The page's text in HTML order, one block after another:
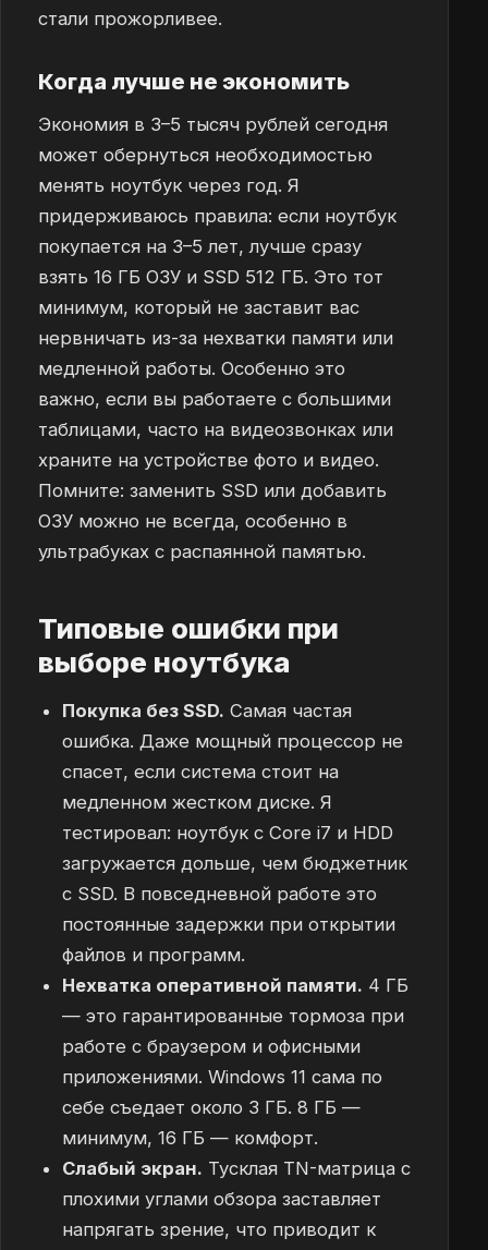
стали прожорливее.
Когда лучше не экономить
Экономия в 3–5 тысяч рублей сегодня
может обернуться необходимостью
менять ноутбук через год. Я
придерживаюсь правила: если ноутбук
покупается на 3–5 лет, лучше сразу
взять 16 ГБ ОЗУ и SSD 512 ГБ. Это тот
минимум, который не заставит вас
нервничать из-за нехватки памяти или
медленной работы. Особенно это
важно, если вы работаете с большими
таблицами, часто на видеозвонках или
храните на устройстве фото и видео.
Помните: заменить SSD или добавить
ОЗУ можно не всегда, особенно в
ультрабуках с распаянной памятью.
Типовые ошибки при
выборе ноутбука
Покупка без SSD. Самая частая
ошибка. Даже мощный процессор не
спасет, если система стоит на
медленном жестком диске. Я
тестировал: ноутбук с Core i7 и HDD
загружается дольше, чем бюджетник
с SSD. В повседневной работе это
постоянные задержки при открытии
файлов и программ.
Нехватка оперативной памяти. 4 ГБ
— это гарантированные тормоза при
работе с браузером и офисными
приложениями. Windows 11 сама по
себе съедает около 3 ГБ. 8 ГБ —
минимум, 16 ГБ — комфорт.
Слабый экран. Тусклая TN-матрица с
плохими углами обзора заставляет
напрягать зрение, что приводит к